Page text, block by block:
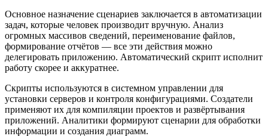
Основное назначение сценариев заключается в автоматизации
задач, которые человек производит вручную. Анализ
огромных массивов сведений, переименование файлов,
формирование отчётов — все эти действия можно
делегировать приложению. Автоматический скрипт исполнит
работу скорее и аккуратнее.
Скрипты используются в системном управлении для
установки серверов и контроля конфигурациями. Создатели
применяют их для компиляции проектов и развёртывания
приложений. Аналитики формируют сценарии для обработки
информации и создания диаграмм.